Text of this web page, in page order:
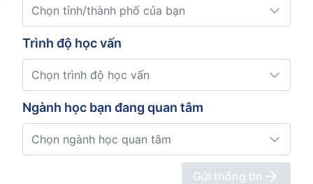
Chọn tỉnh/thành phố của bạn
Trình độ học vấn
Chọn trình độ học vấn
Ngành học bạn đang quan tâm
Chọn ngành học quan tâm
Gửi thông tin